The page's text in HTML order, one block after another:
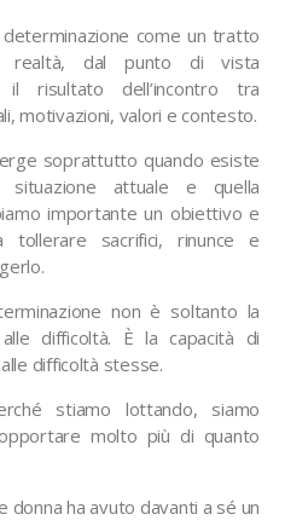
come un tratto
realtà, dal punto di vista
risultato dell’incontro tra
motivazioni, valori e contesto.
soprattutto quando esiste
attuale e quella
importante un obiettivo e
sacrifici, rinunce e
non è soltanto la
difficoltà. È la capacità di
difficoltà stesse.
stiamo lottando, siamo
molto più di quanto
donna ha avuto davanti a sé un